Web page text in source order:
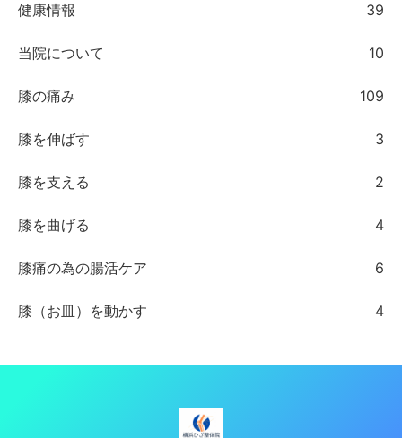
健康情報 39
当院について 10
膝の痛み 109
膝を伸ばす 3
膝を支える 2
膝を曲げる 4
膝痛の為の腸活ケア 6
膝（お皿）を動かす 4